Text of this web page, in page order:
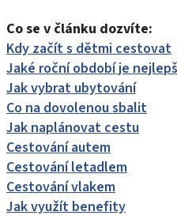
Co se v článku dozvíte:
Kdy začít s dětmi cestovat
Jaké roční období je
Jak vybrat ubytování
Co na dovolenou sbalit
Jak naplánovat cestu
Cestování autem
Cestování letadlem
Cestování vlakem
Jak využít benefity